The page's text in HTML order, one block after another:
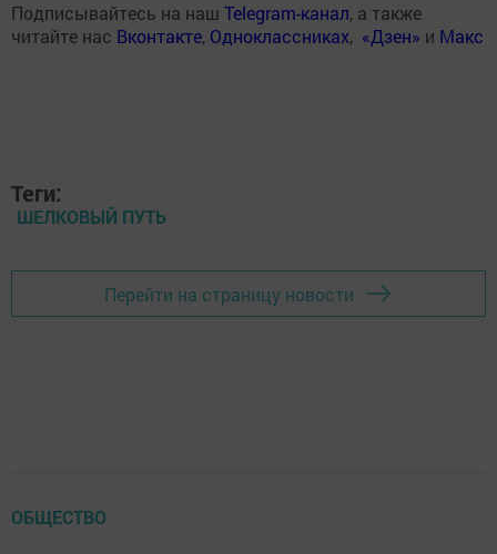
Подписывайтесь на наш Telegram-канал, а также
читайте нас Вконтакте, Одноклассниках, «Дзен» и Макс
Теги:
ШЕЛКОВЫЙ ПУТЬ
Перейти на страницу новости
ОБЩЕСТВО